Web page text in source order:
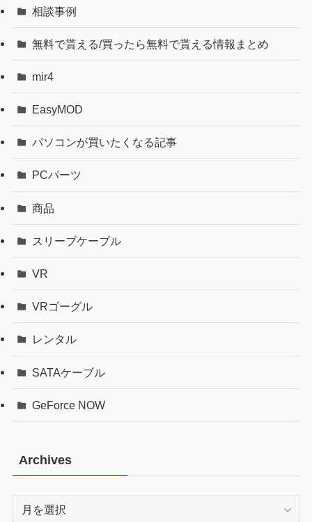
相談事例
無料で貰える/買ったら無料で貰える情報まとめ
mir4
EasyMOD
パソコンが買いたくなる記事
PCパーツ
商品
スリーブケーブル
VR
VRゴーグル
レンタル
SATAケーブル
GeForce NOW
Archives
Archives